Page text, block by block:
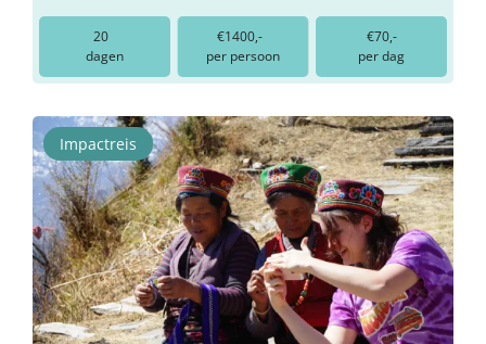
20
dagen
€1400,-
per persoon
€70,-
per dag
Impactreis